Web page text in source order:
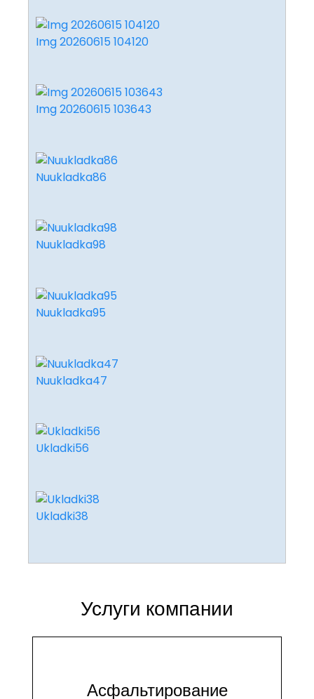
Img 20260615 104120
Img 20260615 103643
Nuukladka86
Nuukladka98
Nuukladka95
Nuukladka47
Ukladki56
Ukladki38
Услуги компании
Асфальтирование